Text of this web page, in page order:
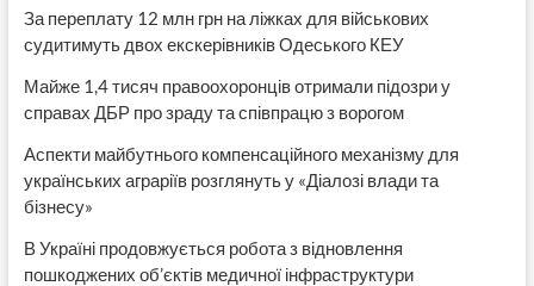
За переплату 12 млн грн на ліжках для військових
судитимуть двох екскерівників Одеського КЕУ
Майже 1,4 тисяч правоохоронців отримали підозри у
справах ДБР про зраду та співпрацю з ворогом
Аспекти майбутнього компенсаційного механізму для
українських аграріїв розглянуть у «Діалозі влади та
бізнесу»
В Україні продовжується робота з відновлення
пошкоджених об’єктів медичної інфраструктури